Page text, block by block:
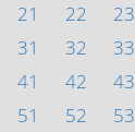
21
22 23
31
32 33
41
42 43
51
52 53